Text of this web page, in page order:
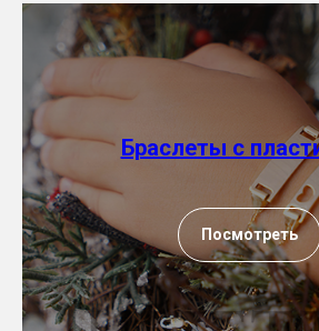
Браслеты с
Посмотреть